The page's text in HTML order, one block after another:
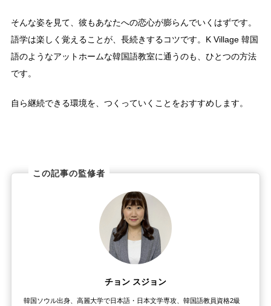
そんな姿を見て、彼もあなたへの恋心が膨らんでいくはずです。
語学は楽しく覚えることが、長続きするコツです。K Village 韓国
語のようなアットホームな韓国語教室に通うのも、ひとつの方法
です。
自ら継続できる環境を、つくっていくことをおすすめします。
この記事の監修者
チョン スジョン
韓国ソウル出身、高麗大学で日本語・日本文学専攻、韓国語教員資格2級